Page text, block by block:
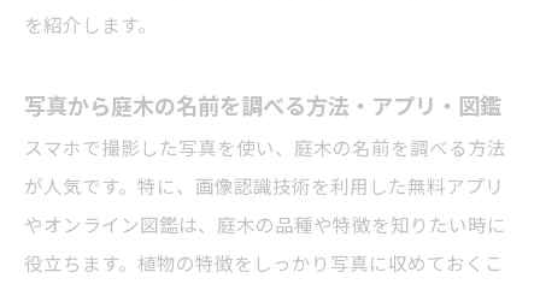
を紹介します。
写真から庭木の名前を調べる方法・アプリ・図鑑
スマホで撮影した写真を使い、庭木の名前を調べる方法
が人気です。特に、画像認識技術を利用した無料アプリ
やオンライン図鑑は、庭木の品種や特徴を知りたい時に
役立ちます。植物の特徴をしっかり写真に収めておくこ